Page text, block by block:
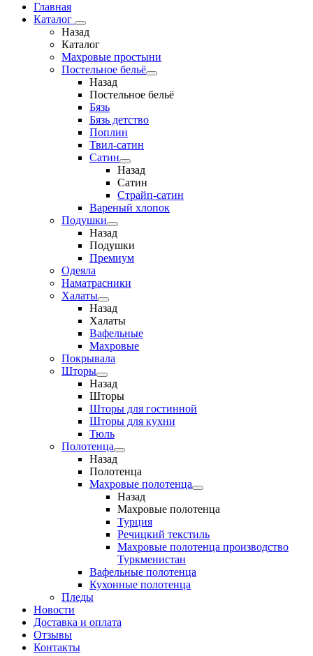
Главная
Каталог
Назад
Каталог
Махровые простыни
Постельное бельё
Назад
Постельное бельё
Бязь
Бязь детство
Поплин
Твил-сатин
Сатин
Назад
Сатин
Страйп-сатин
Вареный хлопок
Подушки
Назад
Подушки
Премиум
Одеяла
Наматрасники
Халаты
Назад
Халаты
Вафельные
Махровые
Покрывала
Шторы
Назад
Шторы
Шторы для гостинной
Шторы для кухни
Тюль
Полотенца
Назад
Полотенца
Махровые полотенца
Назад
Махровые полотенца
Турция
Речицкий текстиль
Махровые полотенца производство
Туркменистан
Вафельные полотенца
Кухонные полотенца
Пледы
Новости
Доставка и оплата
Отзывы
Контакты